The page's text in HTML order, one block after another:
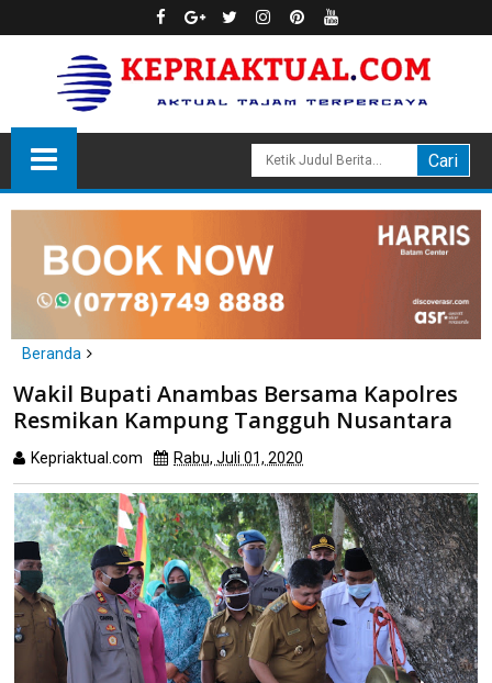
Beranda
Anambas
Wakil Bupati Anambas Bersama Kapolres Resmikan Kampung
Wakil Bupati Anambas Bersama Kapolres
Resmikan Kampung Tangguh Nusantara
Kepriaktual.com Rabu, Juli 01, 2020